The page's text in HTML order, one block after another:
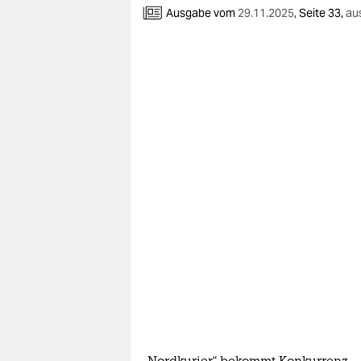
Ausgabe vom 29.11.2025,Seite 33,